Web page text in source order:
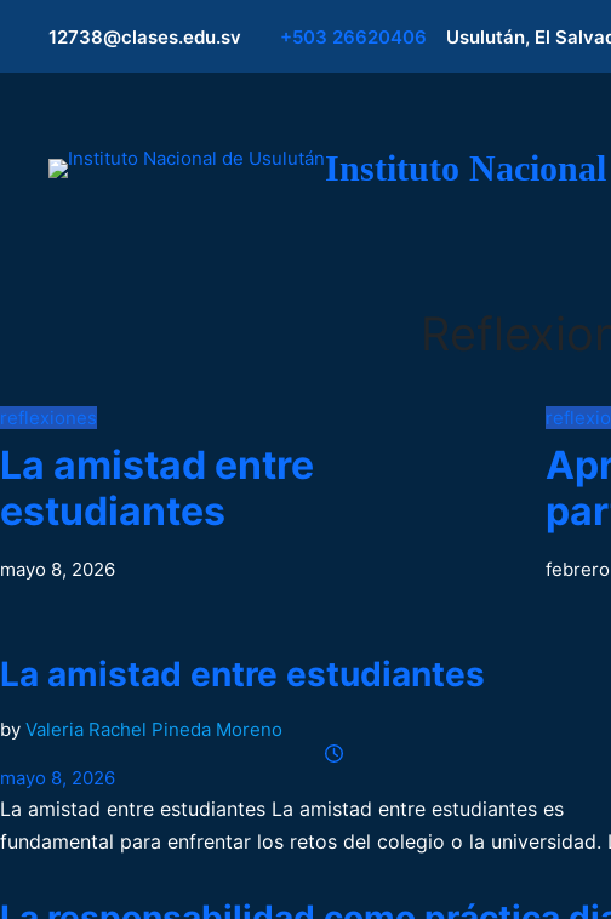
12738@clases.edu.sv +503 26620406 Usulután, El
Instituto
reflexiones
La amistad entre
estudiantes
mayo 8, 2026 febrero
La amistad entre estudiantes
by Valeria Rachel Pineda Moreno
mayo 8, 2026
La amistad entre estudiantes La amistad entre estudiantes es
fundamental para enfrentar los retos del colegio o la universidad.